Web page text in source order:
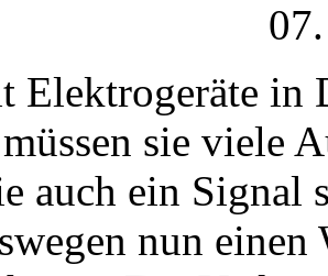
Elektrogeräte in
sie viele
auch ein Signal
nun